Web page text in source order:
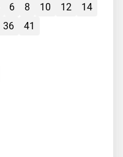
6 8 10 12
14
36 41